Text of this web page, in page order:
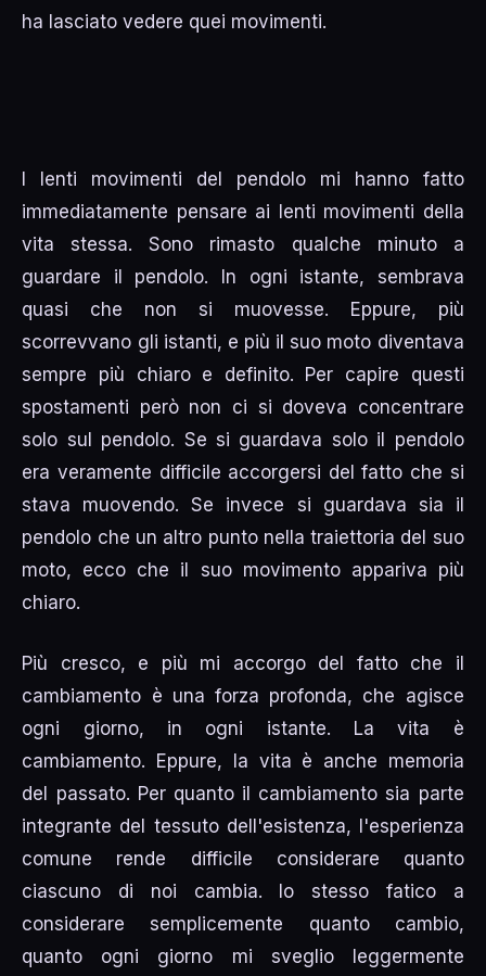
ha lasciato vedere quei movimenti.
I lenti movimenti del pendolo mi hanno fatto
immediatamente pensare ai lenti movimenti della
vita stessa. Sono rimasto qualche minuto a
guardare il pendolo. In ogni istante, sembrava
quasi che non si muovesse. Eppure, più
scorrevvano gli istanti, e più il suo moto diventava
sempre più chiaro e definito. Per capire questi
spostamenti però non ci si doveva concentrare
solo sul pendolo. Se si guardava solo il pendolo
era veramente difficile accorgersi del fatto che si
stava muovendo. Se invece si guardava sia il
pendolo che un altro punto nella traiettoria del suo
moto, ecco che il suo movimento appariva più
chiaro.
Più cresco, e più mi accorgo del fatto che il
cambiamento è una forza profonda, che agisce
ogni giorno, in ogni istante. La vita è
cambiamento. Eppure, la vita è anche memoria
del passato. Per quanto il cambiamento sia parte
integrante del tessuto dell'esistenza, l'esperienza
comune rende difficile considerare quanto
ciascuno di noi cambia. Io stesso fatico a
considerare semplicemente quanto cambio,
quanto ogni giorno mi sveglio leggermente